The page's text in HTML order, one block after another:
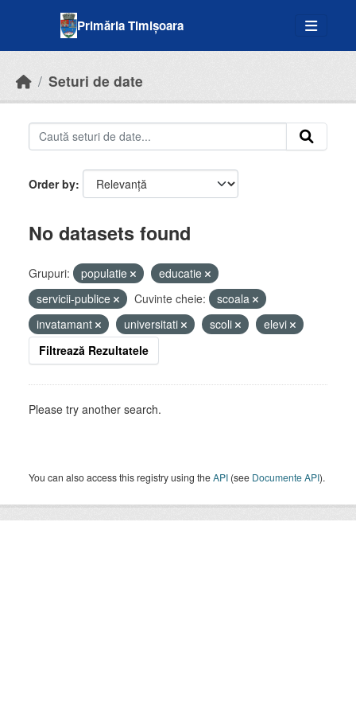
Primăria Timișoara
Seturi de date
Order by
No datasets found
Grupuri: populatie
educatie
servicii-publice
Cuvinte cheie:
scoala
invatamant
universitati scoli
elevi
Filtrează Rezultatele
Please try another search.
You can also access this registry using theAPI (see Documente API).